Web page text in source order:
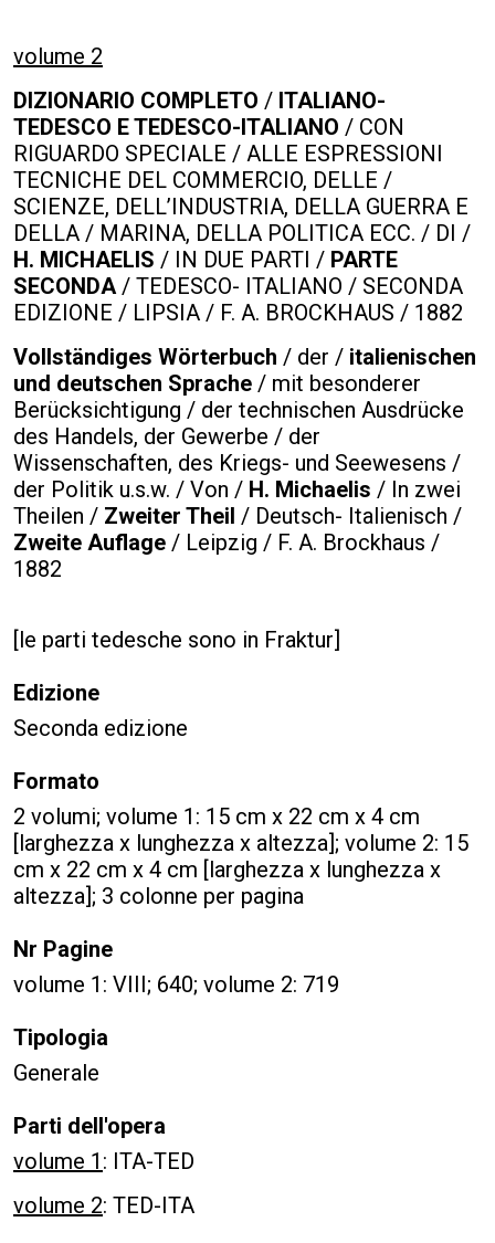
volume 2
DIZIONARIO COMPLETO / ITALIANO-
TEDESCO E TEDESCO-ITALIANO / CON
RIGUARDO SPECIALE / ALLE ESPRESSIONI
TECNICHE DEL COMMERCIO, DELLE /
SCIENZE, DELL’INDUSTRIA, DELLA GUERRA E
DELLA / MARINA, DELLA POLITICA ECC. / DI /
H. MICHAELIS / IN DUE PARTI / PARTE
SECONDA/ TEDESCO- ITALIANO / SECONDA
EDIZIONE / LIPSIA / F. A. BROCKHAUS / 1882
Vollständiges Wörterbuch / der / italienischen
und deutschen Sprache / mit besonderer
Berücksichtigung / der technischen Ausdrücke
des Handels, der Gewerbe / der
Wissenschaften, des Kriegs- und Seewesens /
der Politik u.s.w. / Von / H. Michaelis / In zwei
Theilen / Zweiter Theil / Deutsch- Italienisch /
Zweite Auflage / Leipzig / F. A. Brockhaus /
1882
[le parti tedesche sono in Fraktur]
Edizione
Seconda edizione
Formato
2 volumi; volume 1: 15 cm x 22 cm x 4 cm
[larghezza x lunghezza x altezza]; volume 2: 15
cm x 22 cm x 4 cm [larghezza x lunghezza x
altezza]; 3 colonne per pagina
Nr Pagine
volume 1: VIII; 640; volume 2: 719
Tipologia
Generale
Parti dell'opera
volume 1 : ITA-TED
volume 2: TED-ITA